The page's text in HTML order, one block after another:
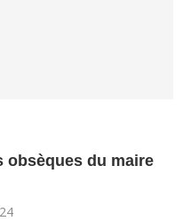
obsèques du maire